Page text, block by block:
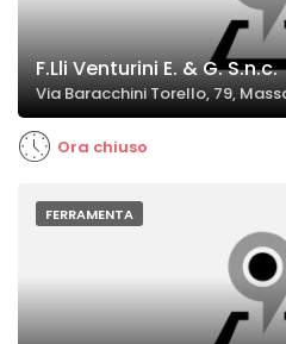
F.Lli Venturini E. & G. S.n.c.
Via Baracchini Torello, 79,
Ora chiuso
FERRAMENTA